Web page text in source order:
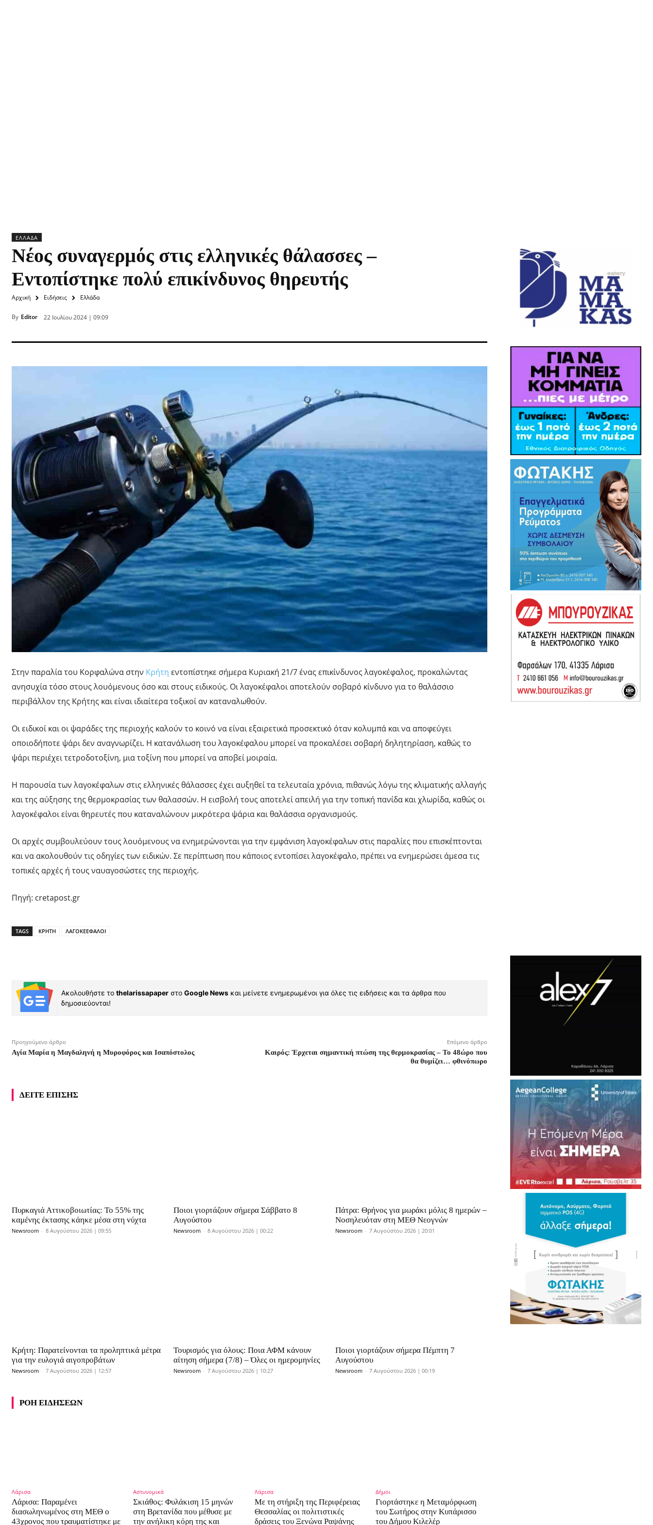
ΕΛΛΆΔΑ
Νέος συναγερμός στις ελληνικές θάλασσες –
Εντοπίστηκε πολύ επικίνδυνος θηρευτής
Αρχική Ειδήσεις Ελλάδα
By Editor 22 Ιουλίου 2024 | 09:09
Στην παραλία του Κορφαλώνα στην Κρήτη εντοπίστηκε σήμερα Κυριακή 21/7 ένας επικίνδυνος λαγοκέφαλος, προκαλώντας
ανησυχία τόσο στους λουόμενους όσο και στους ειδικούς. Οι λαγοκέφαλοι αποτελούν σοβαρό κίνδυνο για το θαλάσσιο
περιβάλλον της Κρήτης και είναι ιδιαίτερα τοξικοί αν καταναλωθούν.
Οι ειδικοί και οι ψαράδες της περιοχής καλούν το κοινό να είναι εξαιρετικά προσεκτικό όταν κολυμπά και να αποφεύγει
οποιοδήποτε ψάρι δεν αναγνωρίζει. Η κατανάλωση του λαγοκέφαλου μπορεί να προκαλέσει σοβαρή δηλητηρίαση, καθώς το
ψάρι περιέχει τετροδοτοξίνη, μια τοξίνη που μπορεί να αποβεί μοιραία.
Η παρουσία των λαγοκέφαλων στις ελληνικές θάλασσες έχει αυξηθεί τα τελευταία χρόνια, πιθανώς λόγω της κλιματικής αλλαγής
και της αύξησης της θερμοκρασίας των θαλασσών. Η εισβολή τους αποτελεί απειλή για την τοπική πανίδα και χλωρίδα, καθώς οι
λαγοκέφαλοι είναι θηρευτές που καταναλώνουν μικρότερα ψάρια και θαλάσσια οργανισμούς.
Οι αρχές συμβουλεύουν τους λουόμενους να ενημερώνονται για την εμφάνιση λαγοκέφαλων στις παραλίες που επισκέπτονται
και να ακολουθούν τις οδηγίες των ειδικών. Σε περίπτωση που κάποιος εντοπίσει λαγοκέφαλο, πρέπει να ενημερώσει άμεσα τις
τοπικές αρχές ή τους ναυαγοσώστες της περιοχής.
Πηγή: cretapost.gr
TAGS ΚΡΗΤΗ ΛΑΓΟΚΕΕΦΑΛΟΙ
Ακολουθήστε το thelarissapaper στο Google News και μείνετε ενημερωμένοι για όλες τις ειδήσεις και τα άρθρα που
δημοσιεύονται!
Προηγούμενο άρθρο
Αγία Μαρία η Μαγδαληνή η Μυροφόρος και Ισαπόστολος
Επόμενο άρθρο
Καιρός: Έρχεται σημαντική πτώση της θερμοκρασίας – Το 48ώρο που
θα θυμίζει… φθινόπωρο
ΔΕΙΤΕ ΕΠΙΣΗΣ
Πυρκαγιά Αττικοβοιωτίας: Το 55% της
καμένης έκτασης κάηκε μέσα στη νύχτα
Newsroom - 8 Αυγούστου 2026 | 09:55
Ποιοι γιορτάζουν σήμερα Σάββατο 8
Αυγούστου
Newsroom - 8 Αυγούστου 2026 | 00:22
Πάτρα: Θρήνος για μωράκι μόλις 8 ημερών –
Νοσηλευόταν στη ΜΕΘ Νεογνών
Newsroom - 7 Αυγούστου 2026 | 20:01
Κρήτη: Παρατείνονται τα προληπτικά μέτρα
για την ευλογιά αιγοπροβάτων
Newsroom - 7 Αυγούστου 2026 | 12:57
Τουρισμός για όλους: Ποια ΑΦΜ κάνουν
αίτηση σήμερα (7/8) – Όλες οι ημερομηνίες
Newsroom - 7 Αυγούστου 2026 | 10:27
Ποιοι γιορτάζουν σήμερα Πέμπτη 7
Αυγούστου
Newsroom - 7 Αυγούστου 2026 | 00:19
ΡΟΗ ΕΙΔΗΣΕΩΝ
Λάρισα
Λάρισα: Παραμένει
διασωληνωμένος στη ΜΕΘ o
43χρονος που τραυματίστηκε με
Αστυνομικά
Σκιάθος: Φυλάκιση 15 μηνών
στη Βρετανίδα που μέθυσε με
την ανήλικη κόρη της και
Λάρισα
Με τη στήριξη της Περιφέρειας
Θεσσαλίας οι πολιτιστικές
δράσεις του Ξενώνα Ραψάνης
Δήμοι
Γιορτάστηκε η Μεταμόρφωση
του Σωτήρος στην Κυπάρισσο
του Δήμου Κιλελέρ